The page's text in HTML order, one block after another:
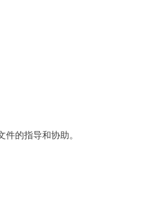
的指导和协助。